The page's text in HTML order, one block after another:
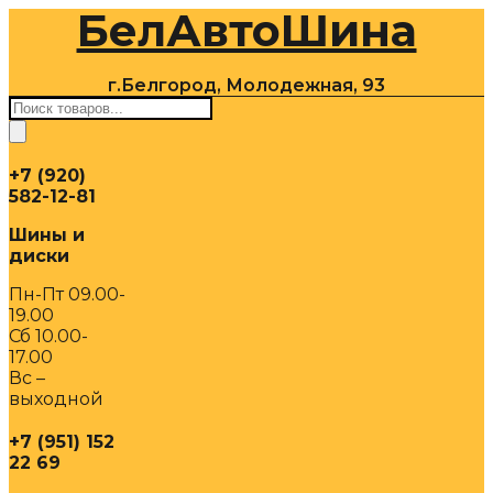
содержимомуБелАвтоШина
г.Белгород, Молодежная, 93
Поиск
товаров
+7 (920)
582-12-81
Шины и
диски
Пн-Пт 09.00-
19.00
Сб 10.00-
17.00
Вс –
выходной
+7 (951) 152
22 69